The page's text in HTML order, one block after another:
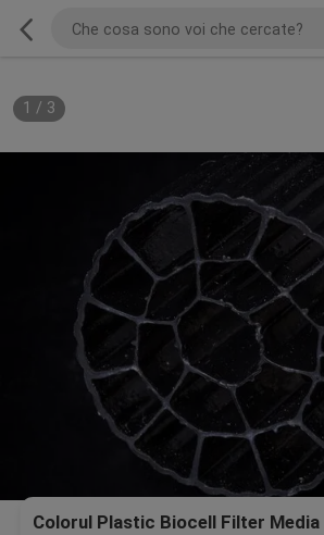
1 / 3
Colorul Plastic Biocell Filter